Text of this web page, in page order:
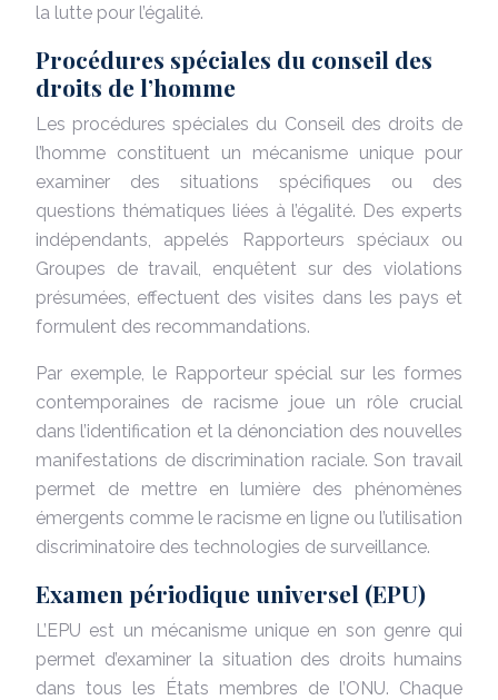
la lutte pour l’égalité.
Procédures spéciales du conseil des
droits de l’homme
Les procédures spéciales du Conseil des droits de
l’homme constituent un mécanisme unique pour
examiner des situations spécifiques ou des
questions thématiques liées à l’égalité. Des experts
indépendants, appelés Rapporteurs spéciaux ou
Groupes de travail, enquêtent sur des violations
présumées, effectuent des visites dans les pays et
formulent des recommandations.
Par exemple, le Rapporteur spécial sur les formes
contemporaines de racisme joue un rôle crucial
dans l’identification et la dénonciation des nouvelles
manifestations de discrimination raciale. Son travail
permet de mettre en lumière des phénomènes
émergents comme le racisme en ligne ou l’utilisation
discriminatoire des technologies de surveillance.
Examen périodique universel (EPU)
L’EPU est un mécanisme unique en son genre qui
permet d’examiner la situation des droits humains
dans tous les États membres de l’ONU. Chaque